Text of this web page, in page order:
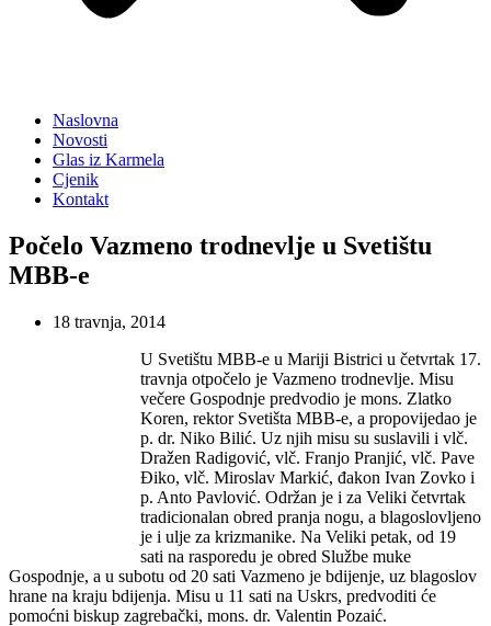
Naslovna
Novosti
Glas iz Karmela
Cjenik
Kontakt
Počelo Vazmeno trodnevlje u Svetištu
MBB-e
18 travnja, 2014
U Svetištu MBB-e u Mariji Bistrici u četvrtak 17.
travnja otpočelo je Vazmeno trodnevlje. Misu
večere Gospodnje predvodio je mons. Zlatko
Koren, rektor Svetišta MBB-e, a propovijedao je
p. dr. Niko Bilić. Uz njih misu su suslavili i vlč.
Dražen Radigović, vlč. Franjo Pranjić, vlč. Pave
Điko, vlč. Miroslav Markić, đakon Ivan Zovko i
p. Anto Pavlović. Održan je i za Veliki četvrtak
tradicionalan obred pranja nogu, a blagoslovljeno
je i ulje za krizmanike. Na Veliki petak, od 19
sati na rasporedu je obred Službe muke
Gospodnje, a u subotu od 20 sati Vazmeno je bdijenje, uz blagoslov
hrane na kraju bdijenja. Misu u 11 sati na Uskrs, predvoditi će
pomoćni biskup zagrebački, mons. dr. Valentin Pozaić.